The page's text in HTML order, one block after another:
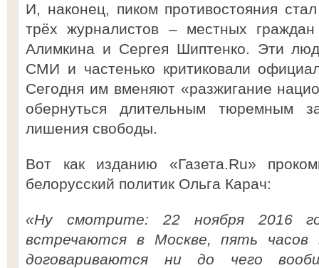
И, наконец, пиком противостояния
трёх журналистов – местных
Алимкина и Сергея Шиптенко. Эти
СМИ и частенько критиковали
Сегодня им вменяют «разжигание
обернуться длительным тюремным
лишения свободы.
Вот как изданию «Газета.Ru»
белорусский политик Ольга Карач:
«Ну смотрите: 22 ноября 2016
встречаются в Москве, пять часов
договариваются ни до чего